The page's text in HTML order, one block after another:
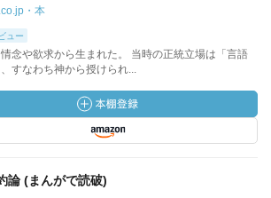
・本
ュー
念や欲求から生まれた。 当時の正統立場は「言語
すなわち神から授けられ...
論 (まんがで読破)